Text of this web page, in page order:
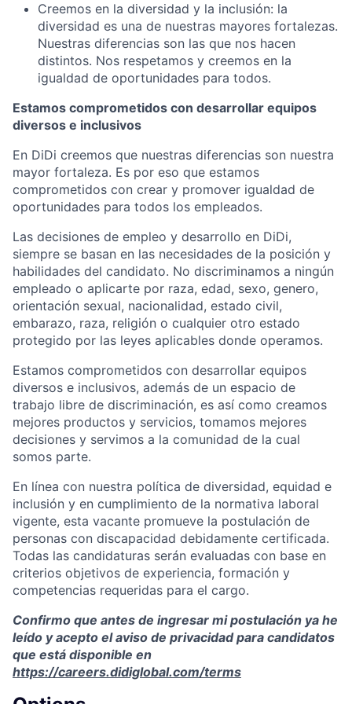
Creemos en la diversidad y la inclusión: la
diversidad es una de nuestras mayores fortalezas.
Nuestras diferencias son las que nos hacen
distintos. Nos respetamos y creemos en la
igualdad de oportunidades para todos.
Estamos comprometidos con desarrollar equipos
diversos e inclusivos
En DiDi creemos que nuestras diferencias son nuestra
mayor fortaleza. Es por eso que estamos
comprometidos con crear y promover igualdad de
oportunidades para todos los empleados.
Las decisiones de empleo y desarrollo en DiDi,
siempre se basan en las necesidades de la posición y
habilidades del candidato. No discriminamos a ningún
empleado o aplicarte por raza, edad, sexo, genero,
orientación sexual, nacionalidad, estado civil,
embarazo, raza, religión o cualquier otro estado
protegido por las leyes aplicables donde operamos.
Estamos comprometidos con desarrollar equipos
diversos e inclusivos, además de un espacio de
trabajo libre de discriminación, es así como creamos
mejores productos y servicios, tomamos mejores
decisiones y servimos a la comunidad de la cual
somos parte.
En línea con nuestra política de diversidad, equidad e
inclusión y en cumplimiento de la normativa laboral
vigente, esta vacante promueve la postulación de
personas con discapacidad debidamente certificada.
Todas las candidaturas serán evaluadas con base en
criterios objetivos de experiencia, formación y
competencias requeridas para el cargo.
Confirmo que antes de ingresar mi postulación ya he
leído y acepto el aviso de privacidad para candidatos
que está disponible en
https://careers.didiglobal.com/terms